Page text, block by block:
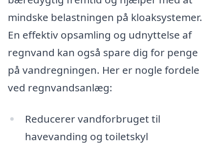
mindske belastningen på kloaksystemer.
En effektiv opsamling og udnyttelse af
regnvand kan også spare dig for penge
på vandregningen. Her er nogle fordele
ved regnvandsanlæg:
Reducerer vandforbruget til
havevanding og toiletskyl